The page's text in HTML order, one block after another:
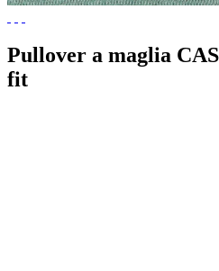
Pullover a maglia
fit